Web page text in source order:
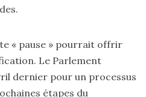
« pause » pourrait offrir
Le Parlement
dernier pour un processus
étapes du